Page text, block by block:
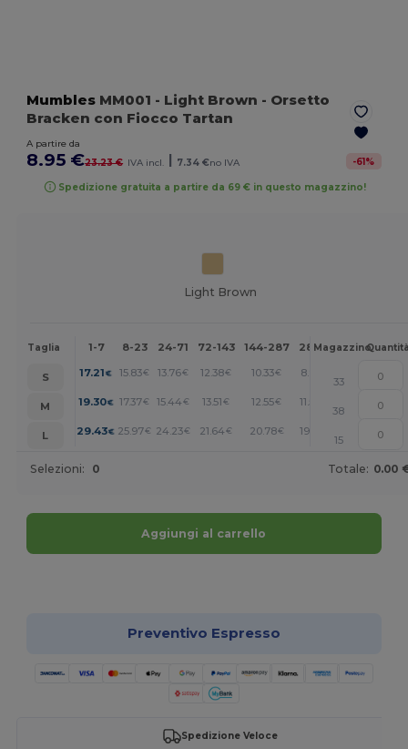
Mumbles MM001 - Light Brown - Orsetto
Bracken con Fiocco Tartan
A partire da
8.95 €23.23 € IVA incl. | 7.34 €no IVA -61%
Spedizione gratuita a partire da 69 € in questo magazzino!
Light Brown
Taglia 1-7 8-23 24-71 72-143 144-287 288 + Altri
Magazzino
S 17.21 € 15.83€ 13.76€ 12.38€ 10.33€ 8.95
33
M
19.30€ 17.37€ 15.44€ 13.51 € 12.55€ 11.58
38
L
29.43€ 25.97€ 24.23€ 21.64 € 20.78€ 19.91
15
Selezioni: 0 Totale: 0.00
Aggiungi al carrello
Preventivo Espresso
Spedizione Veloce